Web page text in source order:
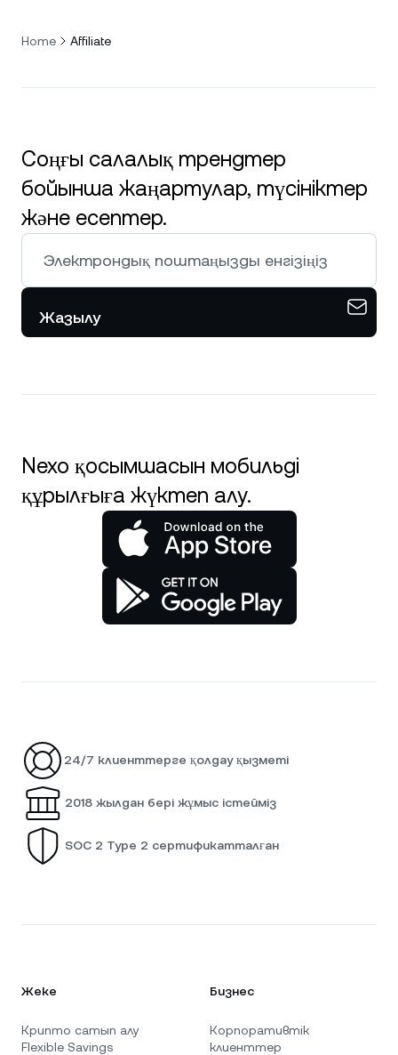
Home Affiliate
Соңғы салалық трендтер
бойынша жаңартулар, түсініктер
және есептер.
Жазылу
Nexo қосымшасын мобильді
құрылғыға жүктеп алу.
24/7 клиенттерге қолдау қызметі
2018 жылдан бері жұмыс істейміз
SOC 2 Type 2 сертификатталған
Жеке
Крипто сатып алу
Flexible Savings
Бизнес
Корпоративтік
клиенттер